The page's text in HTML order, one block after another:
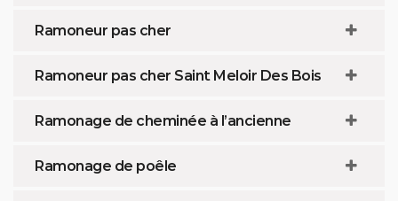
Ramoneur pas cher
Ramoneur pas cher Saint Meloir Des Bois
Ramonage de cheminée à l’ancienne
Ramonage de poêle